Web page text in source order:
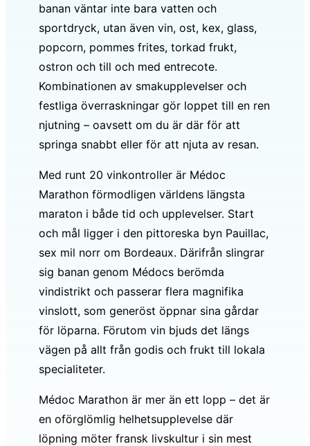
banan väntar inte bara vatten och
sportdryck, utan även vin, ost, kex, glass,
popcorn, pommes frites, torkad frukt,
ostron och till och med entrecote.
Kombinationen av smakupplevelser och
festliga överraskningar gör loppet till en ren
njutning – oavsett om du är där för att
springa snabbt eller för att njuta av resan.
Med runt 20 vinkontroller är Médoc
Marathon förmodligen världens längsta
maraton i både tid och upplevelser. Start
och mål ligger i den pittoreska byn Pauillac,
sex mil norr om Bordeaux. Därifrån slingrar
sig banan genom Médocs berömda
vindistrikt och passerar flera magnifika
vinslott, som generöst öppnar sina gårdar
för löparna. Förutom vin bjuds det längs
vägen på allt från godis och frukt till lokala
specialiteter.
Médoc Marathon är mer än ett lopp – det är
en oförglömlig helhetsupplevelse där
löpning möter fransk livskultur i sin mest